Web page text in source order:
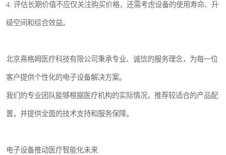
4. 评估长期价值不应仅关注购买价格，还需考虑设备的使用寿命、升
级空间和综合效益。
北京熹格姆医疗科技有限公司秉承专业、诚信的服务理念，为每一位
客户提供个性化的电子设备解决方案。
我们的专业团队能够根据医疗机构的实际情况，推荐较适合的产品配
置，并提供全面的技术支持和服务保障。
电子设备推动医疗智能化未来